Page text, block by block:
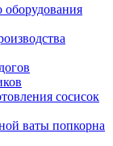
оборудования
сосисок
ваты попкорна